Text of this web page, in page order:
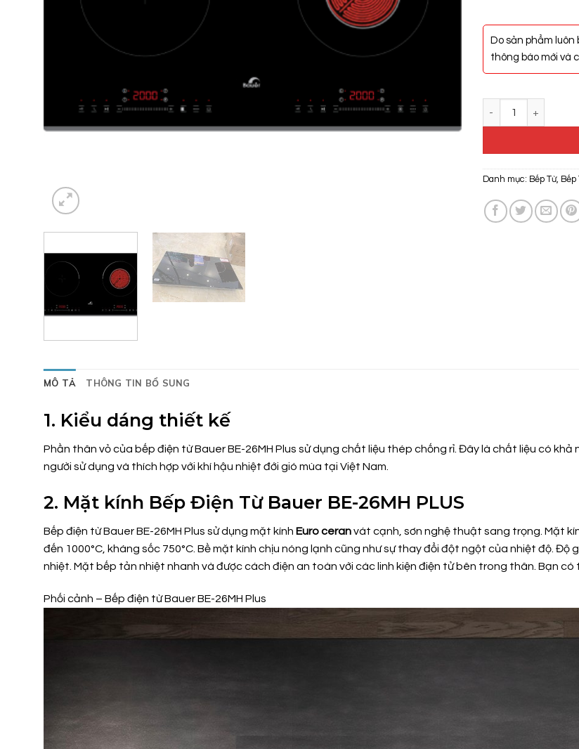
Do sản phẩm
thông báo mới và
Danh mục: Bếp Từ,
MÔ TẢ THÔNG TIN BỔ SUNG
1. Kiểu dáng thiết kế
Phần thân vỏ của bếp điện từ Bauer BE-26MH Plus sử dụng chất liệu thép chống rỉ. Đây là chất liệu có
người sử dụng và thích hợp với khí hậu nhiệt đới gió mùa tại Việt Nam.
2. Mặt kính Bếp Điện Từ Bauer BE-26MH PLUS
Bếp điện từ Bauer BE-26MH Plus sử dụng mặt kính Euro ceranvát cạnh, sơn nghệ thuật sang trọng. Mặt
đến 1000°C, kháng sốc 750°C. Bề mặt kính chịu nóng lạnh cũng như sự thay đổi đột ngột của nhiệt độ.
nhiệt. Mặt bếp tản nhiệt nhanh và được cách điện an toàn với các linh kiện điện tử bên trong thân. Bạn
Phối cảnh – Bếp điện từ Bauer BE-26MH Plus